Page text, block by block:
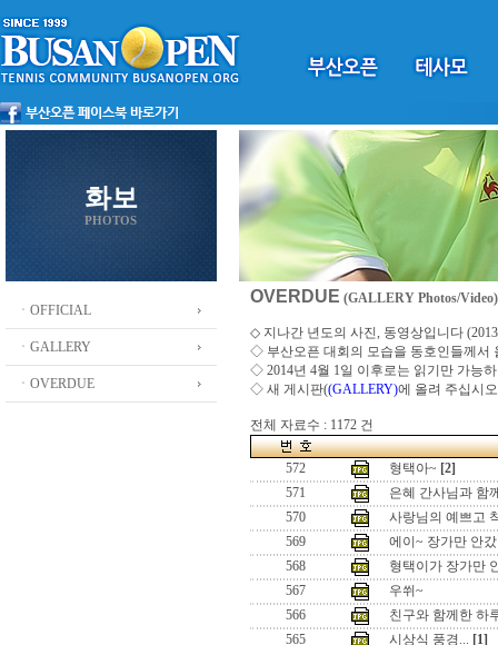
화보
PHOTOS
ㆍOFFICIAL
ㆍGALLERY
ㆍOVERDUE
OVERDUE (GALLERY Photos/Video)
◇ 지나간 년도의 사진, 동영상입니다
◇ 부산오픈 대회의 모습을 동호인들께서
◇ 2014년 4월 1일 이후로는 읽기만 가능
◇ 새 게시판((GALLERY)에 올려 주십시오
전체 자료수 : 1172 건
572 형택아~ [2]
571
은혜 간사님과 함
570
사랑님의 예쁘고
569
에이~ 장가만 안
568
형택이가 장가만
567
우쒸~
566
친구와 함께한 하
565
시상식 풍경... [1]